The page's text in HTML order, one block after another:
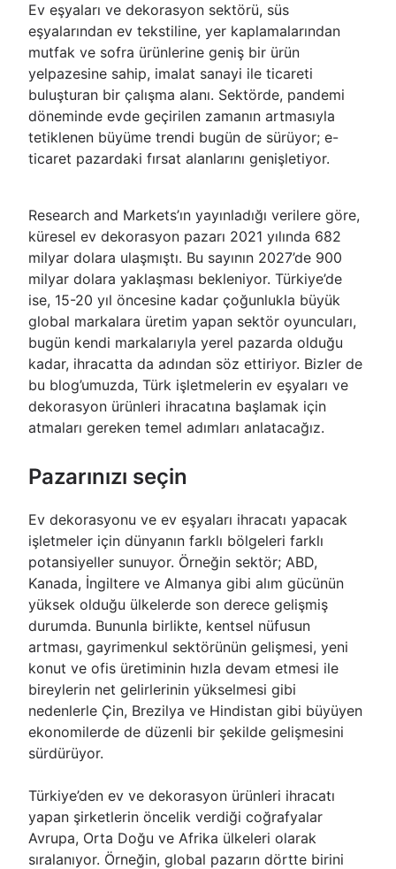
Ev eşyaları ve dekorasyon sektörü, süs
eşyalarından ev tekstiline, yer kaplamalarından
mutfak ve sofra ürünlerine geniş bir ürün
yelpazesine sahip, imalat sanayi ile ticareti
buluşturan bir çalışma alanı. Sektörde, pandemi
döneminde evde geçirilen zamanın artmasıyla
tetiklenen büyüme trendi bugün de sürüyor; e-
ticaret pazardaki fırsat alanlarını genişletiyor.
Research and Markets’ın yayınladığı verilere göre,
küresel ev dekorasyon pazarı 2021 yılında 682
milyar dolara ulaşmıştı. Bu sayının 2027’de 900
milyar dolara yaklaşması bekleniyor. Türkiye’de
ise, 15-20 yıl öncesine kadar çoğunlukla büyük
global markalara üretim yapan sektör oyuncuları,
bugün kendi markalarıyla yerel pazarda olduğu
kadar, ihracatta da adından söz ettiriyor. Bizler de
bu blog’umuzda, Türk işletmelerin ev eşyaları ve
dekorasyon ürünleri ihracatına başlamak için
atmaları gereken temel adımları anlatacağız.
Pazarınızı seçin
Ev dekorasyonu ve ev eşyaları ihracatı yapacak
işletmeler için dünyanın farklı bölgeleri farklı
potansiyeller sunuyor. Örneğin sektör; ABD,
Kanada, İngiltere ve Almanya gibi alım gücünün
yüksek olduğu ülkelerde son derece gelişmiş
durumda. Bununla birlikte, kentsel nüfusun
artması, gayrimenkul sektörünün gelişmesi, yeni
konut ve ofis üretiminin hızla devam etmesi ile
bireylerin net gelirlerinin yükselmesi gibi
nedenlerle Çin, Brezilya ve Hindistan gibi büyüyen
ekonomilerde de düzenli bir şekilde gelişmesini
sürdürüyor.
Türkiye’den ev ve dekorasyon ürünleri ihracatı
yapan şirketlerin öncelik verdiği coğrafyalar
Avrupa, Orta Doğu ve Afrika ülkeleri olarak
sıralanıyor. Örneğin, global pazarın dörtte birini